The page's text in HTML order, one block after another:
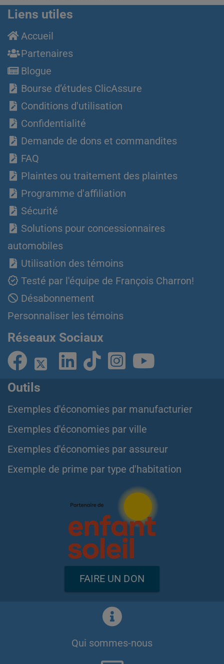
Liens utiles
Accueil
Partenaires
Blogue
Bourse d’études ClicAssure
Conditions d'utilisation
Confidentialité
Demande de dons et commandites
FAQ
Plaintes ou traitement des plaintes
Programme d'affiliation
Sécurité
Solutions pour concessionnaires
automobiles
Utilisation des témoins
Testé par l'équipe de François Charron!
Désabonnement
Personnaliser les témoins
Réseaux Sociaux
Outils
Exemples d'économies par manufacturier
Exemples d'économies par ville
Exemples d'économies par assureur
Exemple de prime par type d'habitation
FAIRE UN DON
Qui sommes-nous